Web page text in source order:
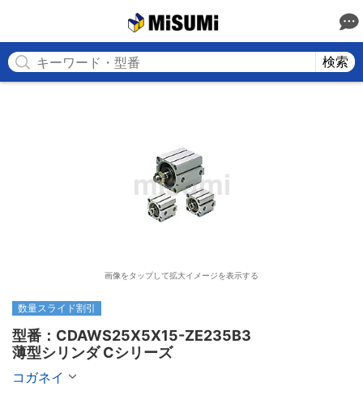
検索
画像をタップして拡大イメージを表示する
数量スライド割引
型番：CDAWS25X5X15-ZE235B3
薄型シリンダ Cシリーズ
コガネイ